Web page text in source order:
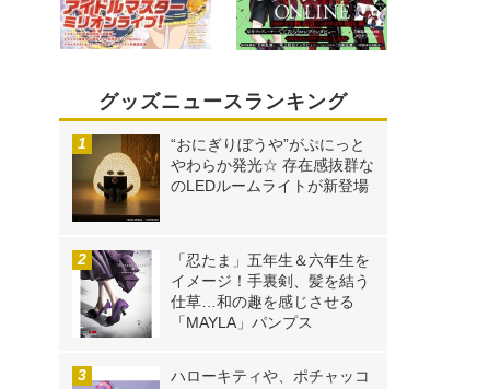
グッズニュースランキング
“おにぎりぼうや”がぷにっと
やわらか発光☆ 存在感抜群な
のLEDルームライトが新登場
「忍たま」五年生＆六年生を
イメージ！手裏剣、髪を結う
仕草…和の趣を感じさせる
「MAYLA」パンプス
ハローキティや、ポチャッコ